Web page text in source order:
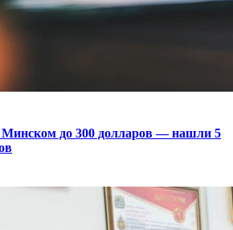
Минском до 300 долларов — нашли 5